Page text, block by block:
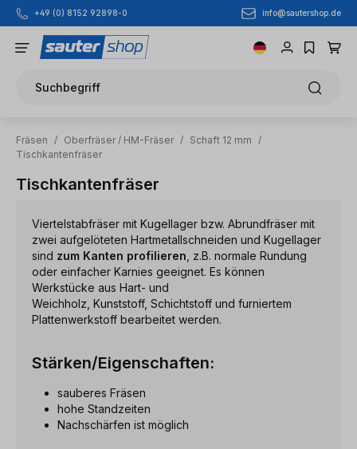
Zum Hauptinhalt springen
+49 (0) 8152 92898-0 info@sautershop.de
Suchbegriff
Fräsen / Oberfräser / HM-Fräser / Schaft 12 mm
/
Tischkantenfräser
Tischkantenfräser
Viertelstabfräser mit Kugellager bzw. Abrundfräser mit
zwei aufgelöteten Hartmetallschneiden und Kugellager
sind zum Kanten profilieren , z.B. normale Rundung
oder einfacher Karnies geeignet. Es können
Werkstücke aus Hart- und
Weichholz, Kunststoff, Schichtstoff und furniertem
Plattenwerkstoff bearbeitet werden.
Stärken/Eigenschaften:
sauberes Fräsen
hohe Standzeiten
Nachschärfen ist möglich